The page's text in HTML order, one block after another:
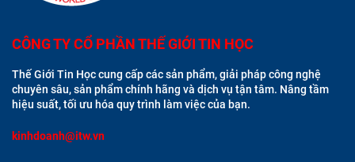
CÔNG TY CỔ PHẦN THẾ GIỚI TIN HỌC
Thế Giới Tin Học cung cấp các sản phẩm, giải pháp công nghệ
chuyên sâu, sản phẩm chính hãng và dịch vụ tận tâm. Nâng tầm
hiệu suất, tối ưu hóa quy trình làm việc của bạn.
kinhdoanh@itw.vn